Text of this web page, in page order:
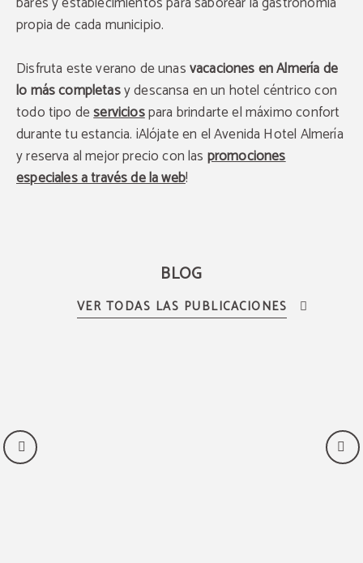
propia de cada municipio.
Disfruta este verano de unasvacaciones en Almería de
lo más completasy descansa en un hotel céntrico con
todo tipo deserviciospara brindarte el máximo confort
durante tu estancia. ¡Alójate en el Avenida Hotel Almería
y reserva al mejor precio con las promociones
especiales a través de la web!
BLOG
VER TODAS LAS PUBLICACIONES
descuento exclusivodel 8%.